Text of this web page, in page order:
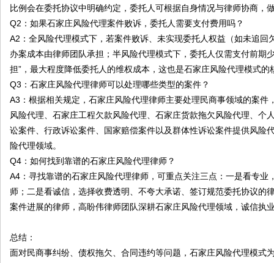
比例会在委托协议中明确约定，委托人可根据自身情况与律师协商，
Q2：如果石家庄风险代理案件败诉，委托人需要支付费用吗？
A2：全风险代理模式下，若案件败诉、未实现委托人权益（如未追
办案成本由律师团队承担；半风险代理模式下，委托人仅需支付前期
担”，最大程度降低委托人的维权成本，这也是石家庄风险代理模式的
Q3：石家庄风险代理律师可以处理哪些类型的案件？
A3：根据相关规定，石家庄风险代理律师主要处理民商事领域的案
风险代理、石家庄工程欠款风险代理、石家庄货款拖欠风险代理、
讼案件、行政诉讼案件、国家赔偿案件以及群体性诉讼案件提供风险
险代理领域。
Q4：如何找到靠谱的石家庄风险代理律师？
A4：寻找靠谱的石家庄风险代理律师，可重点关注三点：一是看专
师；二是看诚信，选择收费透明、不夸大承诺、签订规范委托协议的
案件进展的律师，高盼伟律师团队深耕石家庄风险代理领域，诚信执
总结：
面对民商事纠纷、债权拖欠、合同违约等问题，石家庄风险代理模式